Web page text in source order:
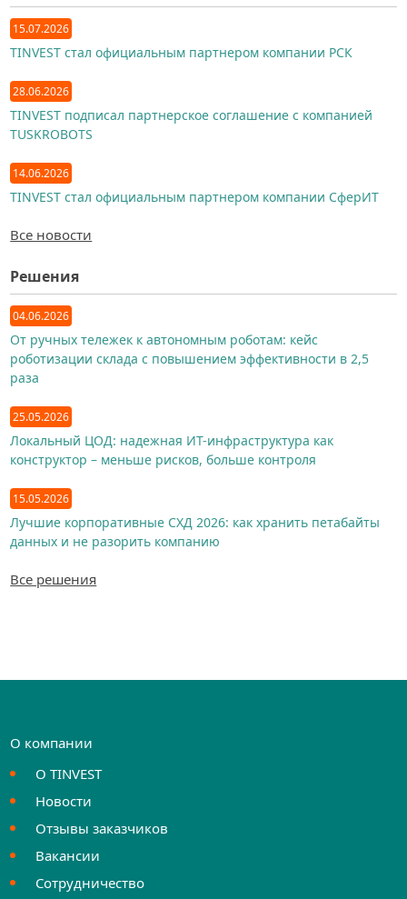
15.07.2026
TINVEST стал официальным партнером компании РСК
28.06.2026
TINVEST подписал партнерское соглашение с компанией
TUSKROBOTS
14.06.2026
TINVEST стал официальным партнером компании СферИТ
Все новости
Решения
04.06.2026
От ручных тележек к автономным роботам: кейс
роботизации склада с повышением эффективности в 2,5
раза
25.05.2026
Локальный ЦОД: надежная ИТ-инфраструктура как
конструктор – меньше рисков, больше контроля
15.05.2026
Лучшие корпоративные СХД 2026: как хранить петабайты
данных и не разорить компанию
Все решения
О компании
О TINVEST
Новости
Отзывы заказчиков
Вакансии
Сотрудничество